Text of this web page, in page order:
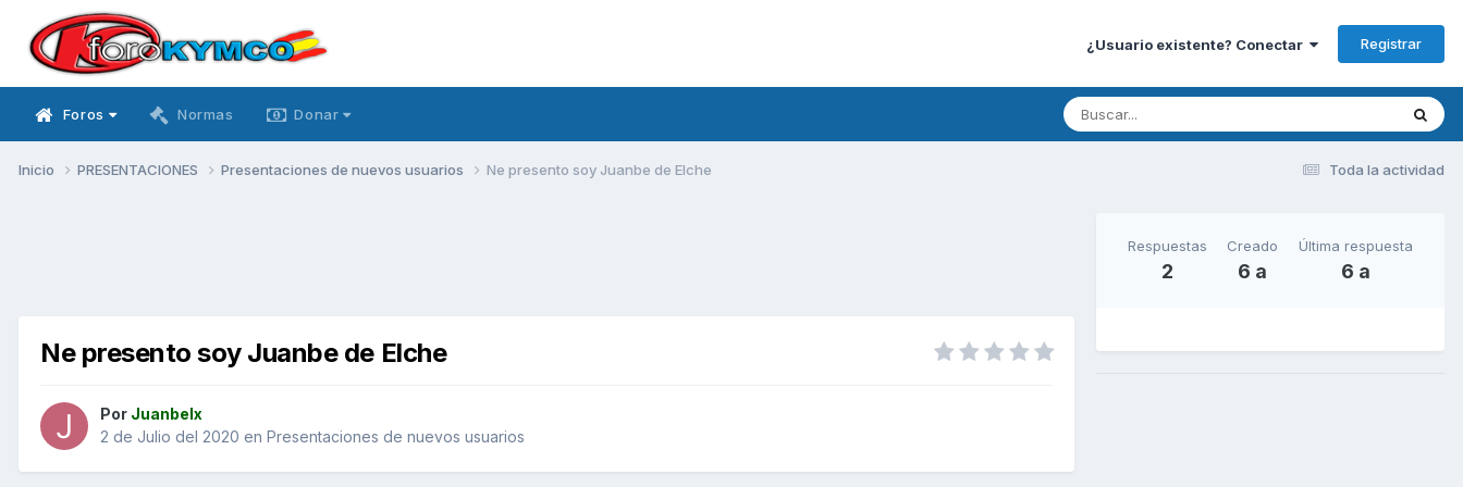
¿Usuario existente? Conectar Registrar
Foros Normas Donar
Toda la actividad
Inicio PRESENTACIONES Presentaciones de nuevos usuarios Ne presento soy Juanbe de Elche
Ne presento soy Juanbe de Elche
Por Juanbelx
2 de Julio del 2020 en Presentaciones de nuevos usuarios
Respuestas
2
Creado
6 a
Última respuesta
6 a